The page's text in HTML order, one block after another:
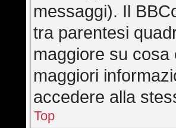
messaggi). Il
tra parentesi
maggiore su
maggiori
accedere alla
Top